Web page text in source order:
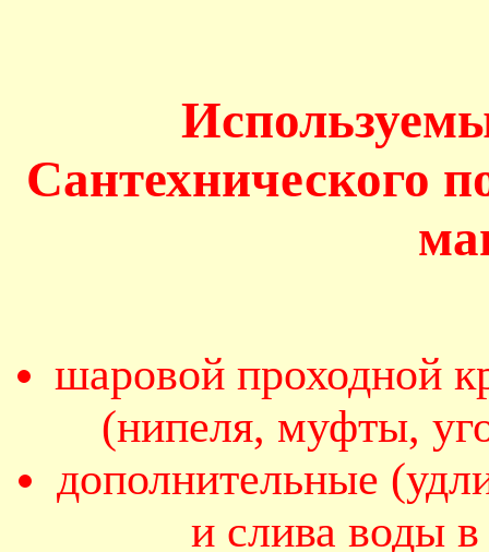
Сантехнического
шаровой проходной
(нипеля, муфты,
дополнительные
и слива воды